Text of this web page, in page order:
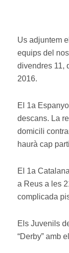
Us adjuntem
equips del
divendres 11,
2016.
El 1a
descans. La
domicili
haurà cap
El 1a
a Reus a les
complicada
Els Juvenils
“Derby” amb